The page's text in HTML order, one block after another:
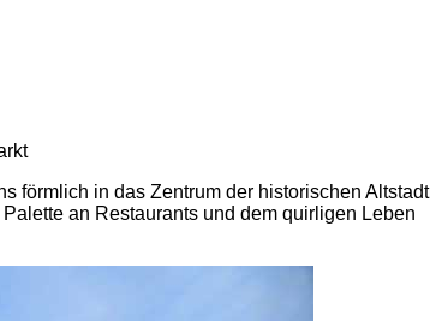
förmlich in das Zentrum der historischen Altstadt
an Restaurants und dem quirligen Leben